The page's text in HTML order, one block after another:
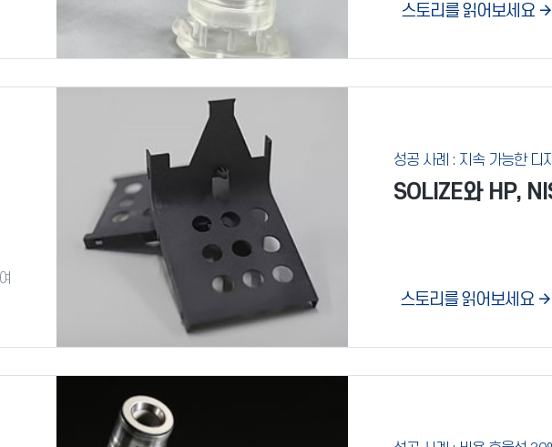
스토리를 읽어보세요
성공 사례 : 지속 가능한 디
SOLIZE와 HP,
스토리를 읽어보세요